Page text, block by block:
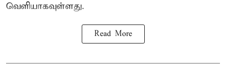
வெளியாகவுள்ளது.
Read More